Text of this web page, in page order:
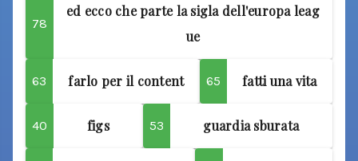
78
ed ecco che parte la sigla dell'europa leag
ue
63 farlo per il content 65 fatti una vita
40 figs 53 guardia sburata